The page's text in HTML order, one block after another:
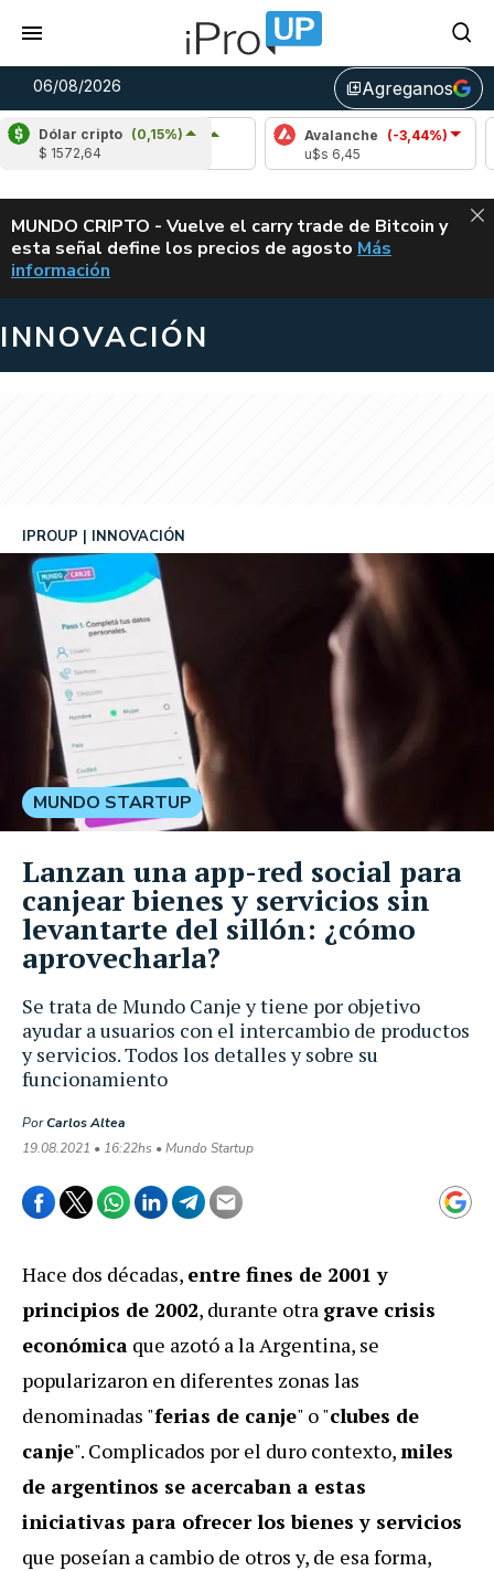
06/08/2026 library_addAgreganos
Dólar cripto (0,15%)
$ 1572,64
Cardano
(5,93%)
u$s 0,20
Avalanche (-3,44%)
ALERTA
MUNDO CRIPTO - Vuelve el carry trade de Bitcoin y
esta señal define los precios de agosto VUELVE EL
Más
información
INNOVACIÓN
Se trata de Mundo Canje y tiene por objetivo
ayudar a usuarios con el intercambio de productos
y servicios. Todos los detalles y sobre su
funcionamiento
IPROUP INNOVACIÓN
PorCarlos Altea
19.08.2021 • 16:22hs • Mundo Startup
MUNDO STARTUP
Lanzan una app-red social para
canjear bienes y servicios sin
levantarte del sillón: ¿cómo
aprovecharla?
Hace dos décadas, entre fines de 2001 y
principios de 2002, durante otra grave crisis
económica que azotó a la Argentina, se
popularizaron en diferentes zonas las
denominadas "ferias de canje" o "clubes de
canje". Complicados por el duro contexto,miles
de argentinos se acercaban a estas
iniciativas para ofrecer los bienes y servicios
que poseían a cambio de otros y, de esa forma,